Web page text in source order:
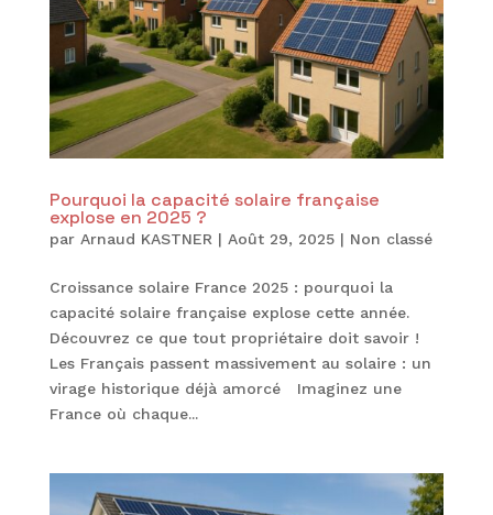
Pourquoi la capacité solaire française
explose en 2025 ?
par Arnaud KASTNER | Août 29, 2025| Non classé
Croissance solaire France 2025 : pourquoi la
capacité solaire française explose cette année.
Découvrez ce que tout propriétaire doit savoir !
Les Français passent massivement au solaire : un
virage historique déjà amorcé Imaginez une
France où chaque...